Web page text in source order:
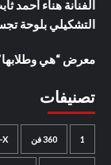
الفنانة هناء أحمد
التشكيلي بلوحة
معرض “هي
تصنيفات
1 360 فن X